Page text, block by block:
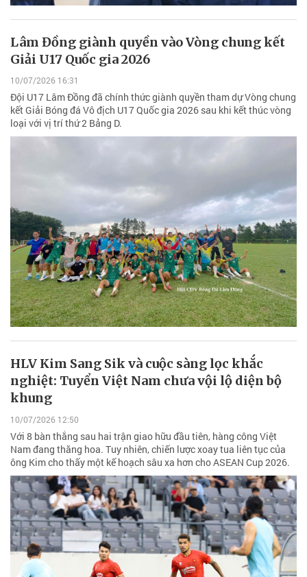
Lâm Đồng giành quyền vào Vòng chung kết
Giải U17 Quốc gia 2026
10/07/2026 16:31
Đội U17 Lâm Đồng đã chính thức giành quyền tham dự Vòng chung
kết Giải Bóng đá Vô địch U17 Quốc gia 2026 sau khi kết thúc vòng
loại với vị trí thứ 2 Bảng D.
HLV Kim Sang Sik và cuộc sàng lọc khắc
nghiệt: Tuyển Việt Nam chưa vội lộ diện bộ
khung
10/07/2026 12:50
Với 8 bàn thắng sau hai trận giao hữu đầu tiên, hàng công Việt
Nam đang thăng hoa. Tuy nhiên, chiến lược xoay tua liên tục của
ông Kim cho thấy một kế hoạch sâu xa hơn cho ASEAN Cup 2026.